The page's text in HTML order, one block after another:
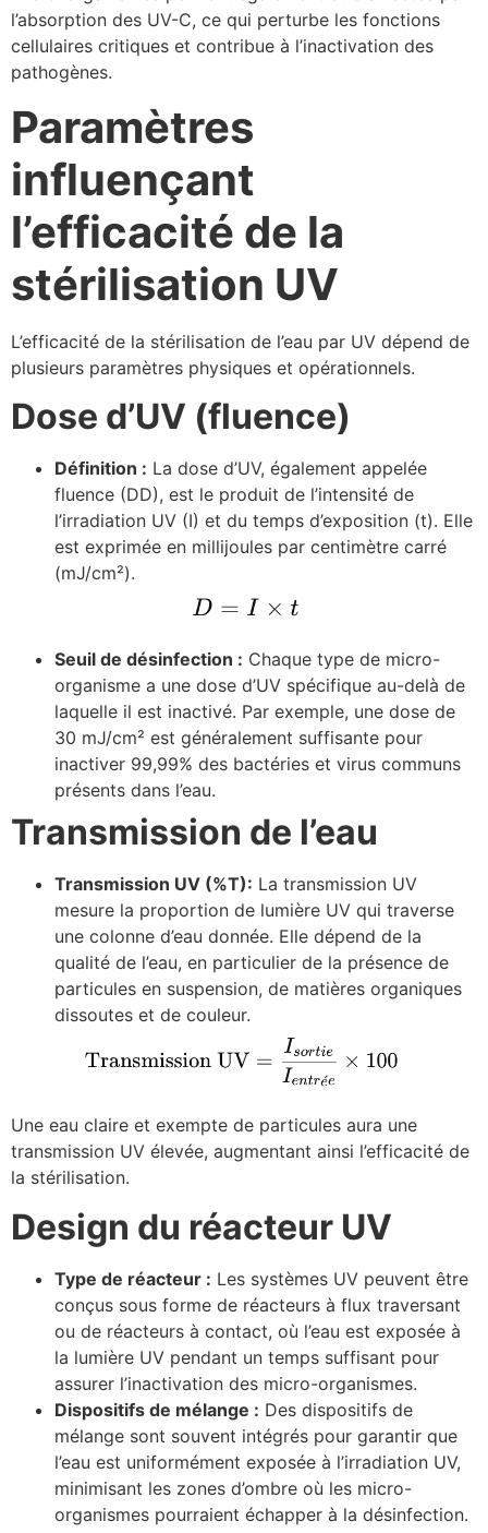
l’absorption des UV-C, ce qui perturbe les fonctions
cellulaires critiques et contribue à l’inactivation des
pathogènes.
Paramètres
influençant
l’efficacité de la
stérilisation UV
L’efficacité de la stérilisation de l’eau par UV dépend de
plusieurs paramètres physiques et opérationnels.
Dose d’UV (fluence)
Définition : La dose d’UV, également appelée
fluence (DD), est le produit de l’intensité de
l’irradiation UV (I) et du temps d’exposition (t). Elle
est exprimée en millijoules par centimètre carré
(mJ/cm²).
Seuil de désinfection : Chaque type de micro-
organisme a une dose d’UV spécifique au-delà de
laquelle il est inactivé. Par exemple, une dose de
30 mJ/cm² est généralement suffisante pour
inactiver 99,99% des bactéries et virus communs
présents dans l’eau.
Transmission de l’eau
Transmission UV (%T): La transmission UV
mesure la proportion de lumière UV qui traverse
une colonne d’eau donnée. Elle dépend de la
qualité de l’eau, en particulier de la présence de
particules en suspension, de matières organiques
dissoutes et de couleur.
Une eau claire et exempte de particules aura une
transmission UV élevée, augmentant ainsi l’efficacité de
la stérilisation.
Design du réacteur UV
Type de réacteur : Les systèmes UV peuvent être
conçus sous forme de réacteurs à flux traversant
ou de réacteurs à contact, où l’eau est exposée à
la lumière UV pendant un temps suffisant pour
assurer l’inactivation des micro-organismes.
Dispositifs de mélange : Des dispositifs de
mélange sont souvent intégrés pour garantir que
l’eau est uniformément exposée à l’irradiation UV,
minimisant les zones d’ombre où les micro-
organismes pourraient échapper à la désinfection.